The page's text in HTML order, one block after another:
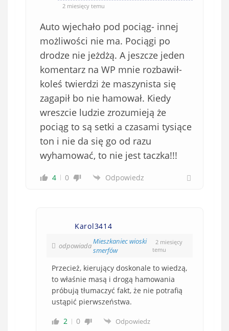
2 miesięcy temu
Auto wjechało pod pociąg- innej
możliwości nie ma. Pociągi po
drodze nie jeżdżą. A jeszcze jeden
komentarz na WP mnie rozbawił-
koleś twierdzi że maszynista się
zagapił bo nie hamował. Kiedy
wreszcie ludzie zrozumieją że
pociąg to są setki a czasami tysiące
ton i nie da się go od razu
wyhamować, to nie jest taczka!!!
4 0 Odpowiedz
Karol3414
odpowiadaMieszkaniec wioski
smerfów
2 miesięcy
temu
Przecież, kierujący doskonale to wiedzą,
to właśnie masą i drogą hamowania
próbują tłumaczyć fakt, że nie potrafią
ustąpić pierwszeństwa.
2
0 Odpowiedz